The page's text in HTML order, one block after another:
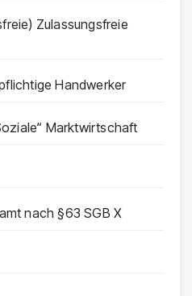
Zulassungsfreie
Handwerker
Marktwirtschaft
nach §63 SGB X